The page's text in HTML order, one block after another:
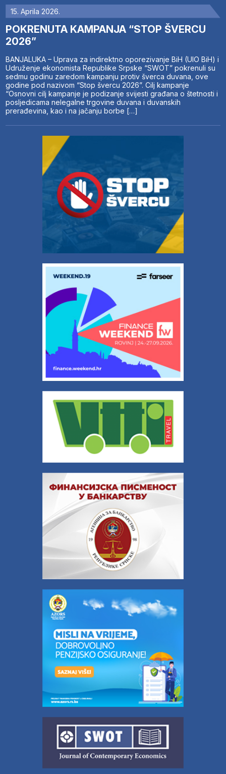
15. Aprila 2026.
POKRENUTA KAMPANJA “STOP ŠVERCU
2026”
BANJALUKA – Uprava za indirektno oporezivanje BiH (UIO BiH) i
Udruženje ekonomista Republike Srpske “SWOT” pokrenuli su
sedmu godinu zaredom kampanju protiv šverca duvana, ove
godine pod nazivom “Stop švercu 2026”. Cilj kampanje
“Osnovni cilj kampanje je podizanje svijesti građana o štetnosti i
posljedicama nelegalne trgovine duvana i duvanskih
prerađevina, kao i na jačanju borbe […]